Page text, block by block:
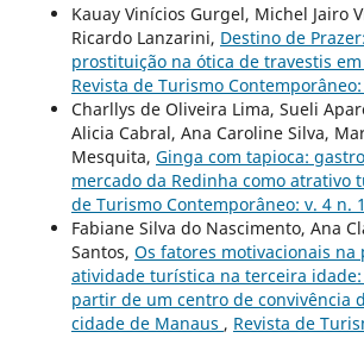
Kauay Vinícios Gurgel, Michel Jairo
Ricardo Lanzarini, Destino de
prostituição na ótica de travestis
Revista de Turismo
Charllys de Oliveira Lima, Sueli
Alicia Cabral, Ana Caroline Silva,
Mesquita, Ginga com tapioca:
mercado da Redinha como atrativo
de Turismo Contemporâneo: v. 4 n.
Fabiane Silva do Nascimento, Ana
Santos, Os fatores motivacionais na
atividade turística na terceira
partir de um centro de convivência
cidade de Manaus , Revista de